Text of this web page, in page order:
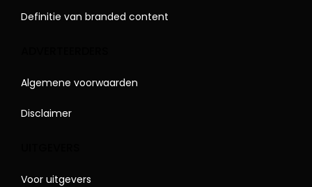
Definitie van branded content
Algemene voorwaarden
Disclaimer
Voor uitgevers